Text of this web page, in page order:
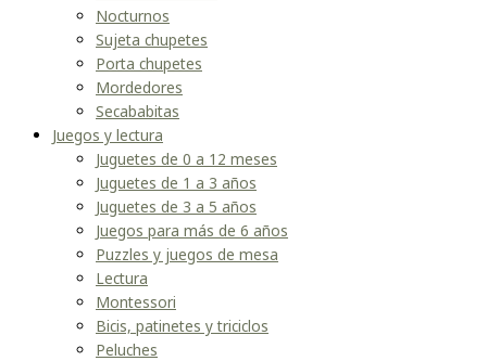
Nocturnos
Sujeta chupetes
Porta chupetes
Mordedores
Secababitas
Juegos y lectura
Juguetes de 0 a 12 meses
Juguetes de 1 a 3 años
Juguetes de 3 a 5 años
Juegos para más de 6 años
Puzzles y juegos de mesa
Lectura
Montessori
Bicis, patinetes y triciclos
Peluches